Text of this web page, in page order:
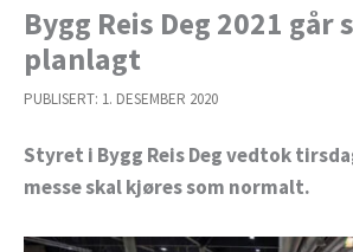
Bygg Reis Deg 2021 går
planlagt
PUBLISERT: 1. DESEMBER 2020
Styret i Bygg Reis Deg vedtok
messe skal kjøres som normalt.